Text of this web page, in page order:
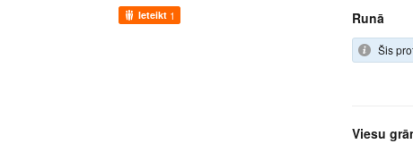
Ieteikt 1 Runā
Šis
Viesu